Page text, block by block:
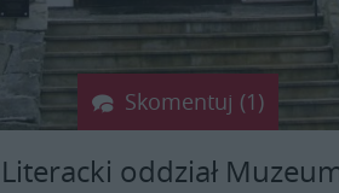
Skomentuj (1)
Literacki oddział